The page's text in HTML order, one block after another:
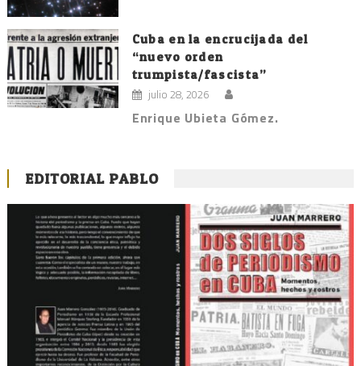
Cuba en la encrucijada del
“nuevo orden
trumpista/fascista”
julio 28, 2026
Enrique Ubieta Gómez.
EDITORIAL PABLO